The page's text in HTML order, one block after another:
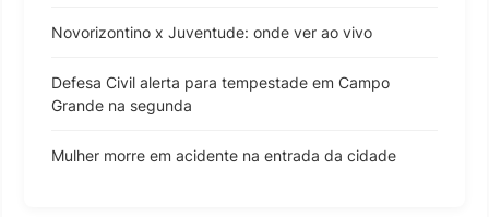
Novorizontino x Juventude: onde ver ao vivo
Defesa Civil alerta para tempestade em Campo
Grande na segunda
Mulher morre em acidente na entrada da cidade